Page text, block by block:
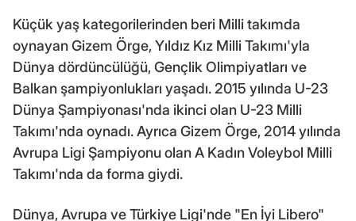
Küçük yaş kategorilerinden beri Milli takımda
oynayan Gizem Örge, Yıldız Kız Milli Takımı'yla
Dünya dördüncülüğü, Gençlik Olimpiyatları ve
Balkan şampiyonlukları yaşadı. 2015 yılında U-23
Dünya Şampiyonası'nda ikinci olan U-23 Milli
Takımı'nda oynadı. Ayrıca Gizem Örge, 2014 yılında
Avrupa Ligi Şampiyonu olan A Kadın Voleybol Milli
Takımı'nda da forma giydi.
Dünya, Avrupa ve Türkiye Ligi'nde "En İyi Libero"